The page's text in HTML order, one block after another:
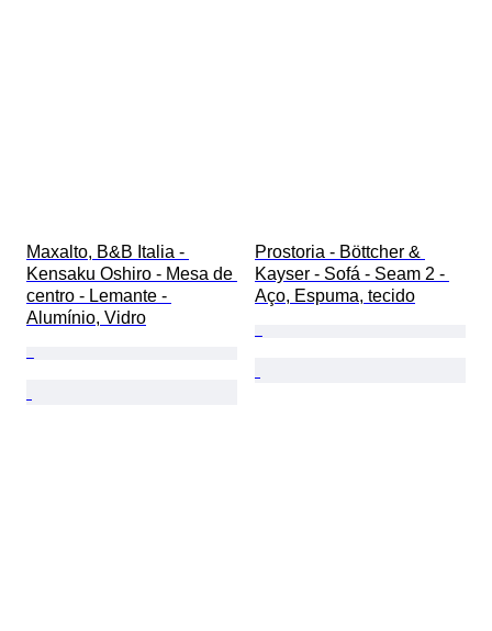
Maxalto, B&B Italia -
Kensaku Oshiro - Mesa de
centro - Lemante -
Alumínio, Vidro
Prostoria - Böttcher &
Kayser - Sofá - Seam 2 -
Aço, Espuma, tecido